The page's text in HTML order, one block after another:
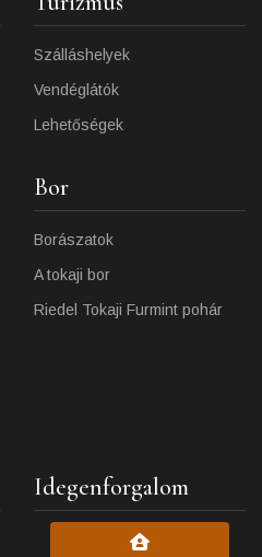
Szálláshelyek
Vendéglátók
Lehetőségek
Bor
Borászatok
A tokaji bor
Riedel Tokaji Furmint pohár
Idegenforgalom